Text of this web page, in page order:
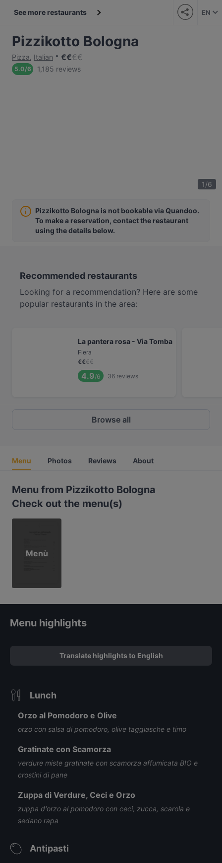
See more restaurants EN
Pizzikotto Bologna
Pizza, Italian €€€€
5.0/6 1,185 reviews
1/6
Pizzikotto Bologna is not bookable via Quandoo.
To make a reservation, contact the restaurant
using the details below.
Recommended restaurants
Looking for a recommendation? Here are some
popular restaurants in the area:
La pantera rosa - Via Tomba
Fiera
€€€€
4.9/6 36 reviews
Browse all
Menu Photos Reviews About
Menu from Pizzikotto Bologna
Check out the menu(s)
Menù
Menu highlights
Translate highlights to English
Lunch
Orzo al Pomodoro e Olive
orzo con salsa di pomodoro, olive taggiasche e timo
Gratinate con Scamorza
verdure miste gratinate con scamorza affumicata BIO e
crostini di pane
Zuppa di Verdure, Ceci e Orzo
zuppa d'orzo al pomodoro con ceci, zucca, scarola e
sedano rapa
Antipasti